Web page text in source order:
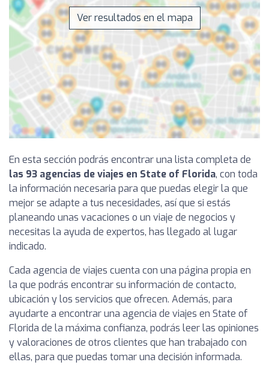
Ver resultados en el mapa
En esta sección podrás encontrar una lista completa de
las 93 agencias de viajes en State of Florida, con toda
la información necesaria para que puedas elegir la que
mejor se adapte a tus necesidades, así que si estás
planeando unas vacaciones o un viaje de negocios y
necesitas la ayuda de expertos, has llegado al lugar
indicado.
Cada agencia de viajes cuenta con una página propia en
la que podrás encontrar su información de contacto,
ubicación y los servicios que ofrecen. Además, para
ayudarte a encontrar una agencia de viajes en State of
Florida de la máxima confianza, podrás leer las opiniones
y valoraciones de otros clientes que han trabajado con
ellas, para que puedas tomar una decisión informada.